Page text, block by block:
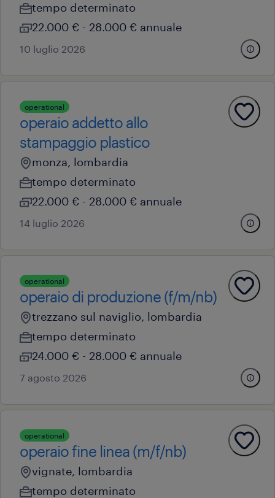
tempo determinato
22.000 € - 28.000 € annuale
10 luglio 2026
operational
operaio addetto allo
stampaggio plastico
monza, lombardia
tempo determinato
22.000 € - 28.000 € annuale
14 luglio 2026
operational
operaio di produzione (f/m/nb)
trezzano sul naviglio, lombardia
tempo determinato
24.000 € - 28.000 € annuale
7 agosto 2026
operational
operaio fine linea (m/f/nb)
vignate, lombardia
tempo determinato